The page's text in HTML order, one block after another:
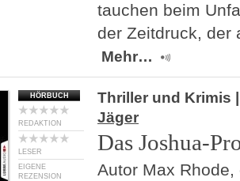
tauchen beim
der Zeitdruck,
Mehr…
HÖRBUCH
REDAKTION
LESER
EIGENE
REZENSION
Thriller und Krimis
Jäger
Das Joshua-
Autor Max